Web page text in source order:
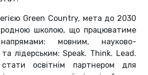
Green Country, мета до 2030
школою, що працюватиме
мовним, науково-
лідерським: Speak. Think. Lead.
освітнім партнером для